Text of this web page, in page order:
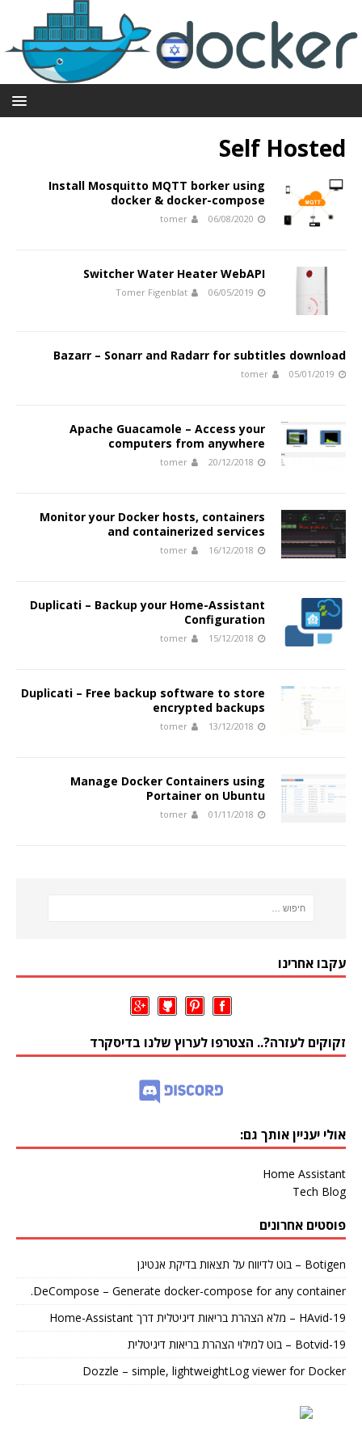
Self Hosted
Install Mosquitto MQTT borker using
docker & docker-compose
06/08/2020
tomer
Switcher Water Heater WebAPI
06/05/2019
Tomer Figenblat
Bazarr – Sonarr and Radarr for subtitles download
05/01/2019
tomer
Apache Guacamole – Access your
computers from anywhere
20/12/2018
tomer
Monitor your Docker hosts, containers
and containerized services
16/12/2018
tomer
Duplicati – Backup your Home-Assistant
Configuration
15/12/2018
tomer
Duplicati – Free backup software to store
encrypted backups
13/12/2018
tomer
Manage Docker Containers using
Portainer on Ubuntu
01/11/2018
tomer
עקבו אחרינו
זקוקים לעזרה?.. הצטרפו לערוץ שלנו בדיסקרד
אולי יעניין אותך גם:
Home Assistant
Tech Blog
פוסטים אחרונים
Botigen – בוט לדיווח על תצאות בדיקת אנטיגן
DeCompose – Generate docker-compose for any container.
HAvid-19 – מלא הצהרת בריאות דיגיטלית דרך Home-Assistant
Botvid-19 – בוט למילוי הצהרת בריאות דיגיטלית
Dozzle – simple, lightweightLog viewer for Docker